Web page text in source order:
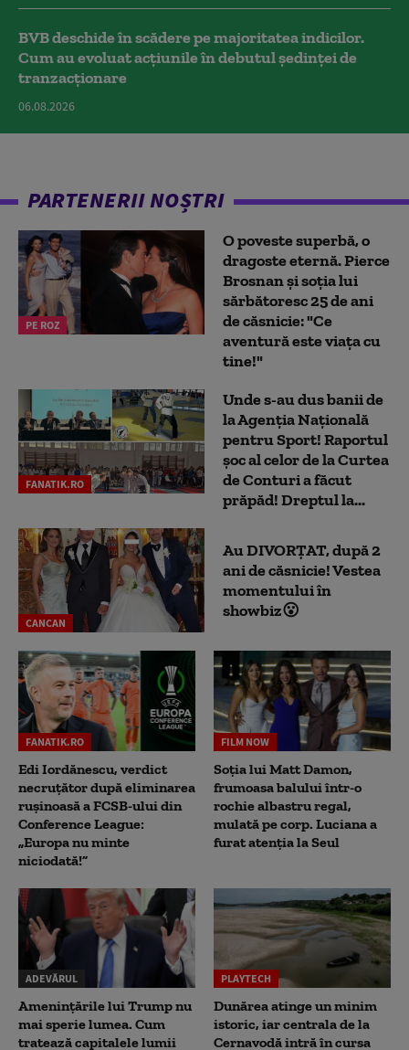
BVB deschide în scădere pe majoritatea indicilor.
Cum au evoluat acțiunile în debutul ședinței de
tranzacționare
06.08.2026
PARTENERII NOȘTRI
PE ROZ
O poveste superbă, o
dragoste eternă. Pierce
Brosnan și soția lui
sărbătoresc 25 de ani
de căsnicie: "Ce
aventură este viața cu
tine!"
FANATIK.RO
Unde s-au dus banii de
la Agenția Națională
pentru Sport! Raportul
șoc al celor de la Curtea
de Conturi a făcut
prăpăd! Dreptul la...
CANCAN
Au DIVORȚAT, după 2
ani de căsnicie! Vestea
momentului în
showbiz😮
FANATIK.RO
Edi Iordănescu, verdict
necruțător după eliminarea
rușinoasă a FCSB-ului din
Conference League:
„Europa nu minte
niciodată!”
FILM NOW
Soția lui Matt Damon,
frumoasa balului într-o
rochie albastru regal,
mulată pe corp. Luciana a
furat atenția la Seul
ADEVĂRUL
Amenințările lui Trump nu
mai sperie lumea. Cum
tratează capitalele lumii
PLAYTECH
Dunărea atinge un minim
istoric, iar centrala de la
Cernavodă intră în cursa